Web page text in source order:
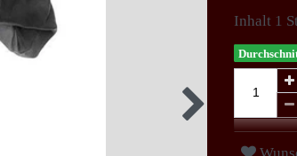
Inhalt 1